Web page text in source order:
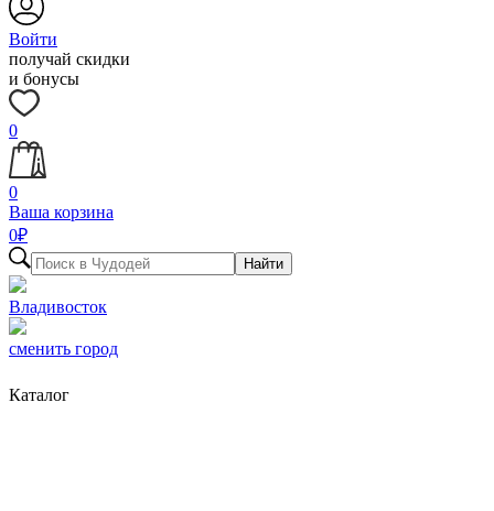
Войти
получай скидки
и бонусы
0
0
Ваша корзина
0₽
Найти
Владивосток
сменить город
Каталог